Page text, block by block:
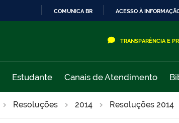
COMUNICA BR ACESSO À
TRANSPARÊNCIA E
Estudante Canais de Atendimento
Resoluções 2014 Resoluções 2014